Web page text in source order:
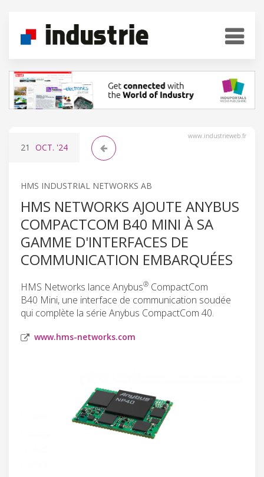
www.industrieweb.fr
21 OCT. '24
HMS INDUSTRIAL NETWORKS AB
HMS NETWORKS AJOUTE ANYBUS
COMPACTCOM B40 MINI À SA
GAMME D'INTERFACES DE
COMMUNICATION EMBARQUÉES
HMS Networks lance Anybus® CompactCom
B40 Mini, une interface de communication soudée
qui complète la série Anybus CompactCom 40.
www.hms-networks.com